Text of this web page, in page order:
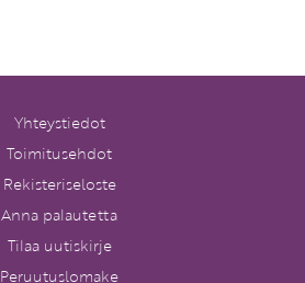
Yhteystiedot
Toimitusehdot
Rekisteriseloste
Anna palautetta
Tilaa uutiskirje
Peruutuslomake